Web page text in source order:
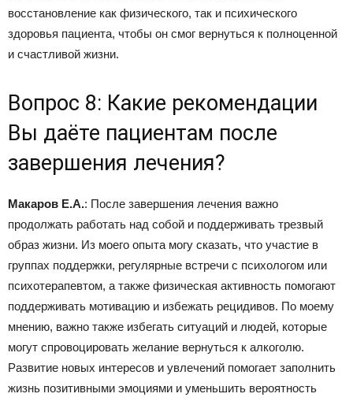
восстановление как физического, так и психического
здоровья пациента, чтобы он смог вернуться к полноценной
и счастливой жизни.
Вопрос 8: Какие рекомендации
Вы даёте пациентам после
завершения лечения?
Макаров Е.А.: После завершения лечения важно
продолжать работать над собой и поддерживать трезвый
образ жизни. Из моего опыта могу сказать, что участие в
группах поддержки, регулярные встречи с психологом или
психотерапевтом, а также физическая активность помогают
поддерживать мотивацию и избежать рецидивов. По моему
мнению, важно также избегать ситуаций и людей, которые
могут спровоцировать желание вернуться к алкоголю.
Развитие новых интересов и увлечений помогает заполнить
жизнь позитивными эмоциями и уменьшить вероятность